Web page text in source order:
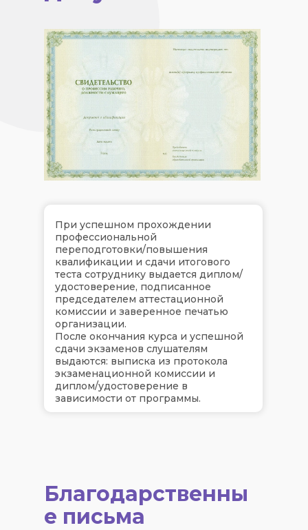
При успешном прохождении
профессиональной
переподготовки/повышения
квалификации и сдачи итогового
теста сотруднику выдается диплом/
удостоверение, подписанное
председателем аттестационной
комиссии и заверенное печатью
организации.
После окончания курса и успешной
сдачи экзаменов слушателям
выдаются: выписка из протокола
экзаменационной комиссии и
диплом/удостоверение в
зависимости от программы.
Благодарственны
е письма